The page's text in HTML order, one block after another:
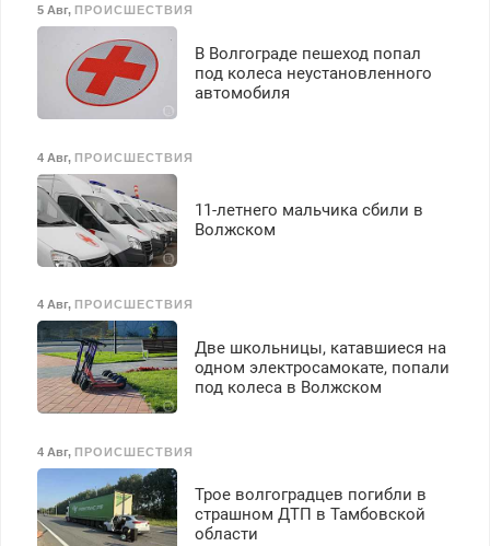
5 Авг, ПРОИСШЕСТВИЯ
В Волгограде пешеход попал
под колеса неустановленного
автомобиля
4 Авг, ПРОИСШЕСТВИЯ
11-летнего мальчика сбили в
Волжском
4 Авг, ПРОИСШЕСТВИЯ
Две школьницы, катавшиеся на
одном электросамокате, попали
под колеса в Волжском
4 Авг, ПРОИСШЕСТВИЯ
Трое волгоградцев погибли в
страшном ДТП в Тамбовской
области